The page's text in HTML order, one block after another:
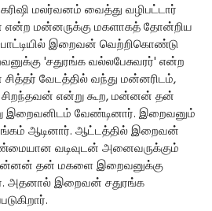
மலர்வனம் வைத்து வழிபட்டார்
என்ற மன்னருக்கு மகளாகத் தோன்றிய
இறைவன் வெற்றிகொண்டு
'சதுரங்க வல்லபேசுவரர்' என்ற
வேடத்தில் வந்து மன்னரிடம்,
என்று கூற, மன்னன் தன்
இறைவனிடம் வேண்டினார். இறைவனும்
ஆடினார். ஆட்டத்தில் இறைவன்
வடிவுடன் அனைவருக்கும்
மன்னன் தன் மகளை இறைவனுக்கு
அதனால் இறைவன் சதுரங்க